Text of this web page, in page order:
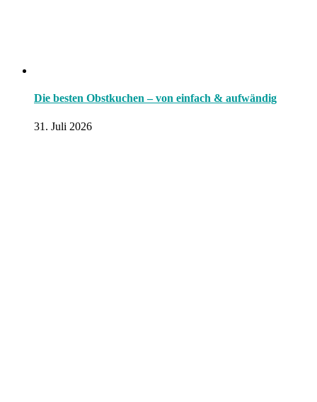
Die besten Obstkuchen – von einfach & aufwändig
31. Juli 2026